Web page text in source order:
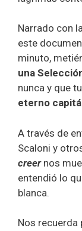
Narrado con
este
minuto,
una
nunca y que
eterno
A través de
Scaloni y
creer nos
entendió lo
blanca.
Nos recuerda